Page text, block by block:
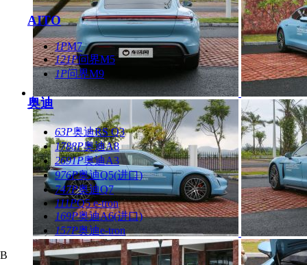
AITO
1PM7
121P问界M5
1P问界M9
奥迪
63P奥迪RS Q3
1788P奥迪A8
2691P奥迪A3
976P奥迪Q5(进口)
747P奥迪Q7
111PQ5 e-tron
169P奥迪A6(进口)
157P奥迪e-tron
B